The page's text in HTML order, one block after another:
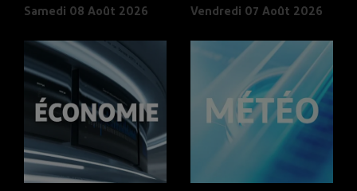
Samedi 08 Août 2026 Vendredi 07 Août 2026